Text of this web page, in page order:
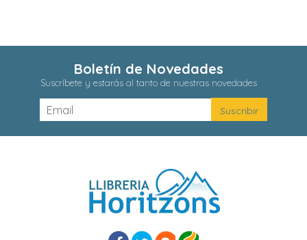
Boletín de Novedades
Suscríbete y estarás al tanto de nuestras novedades